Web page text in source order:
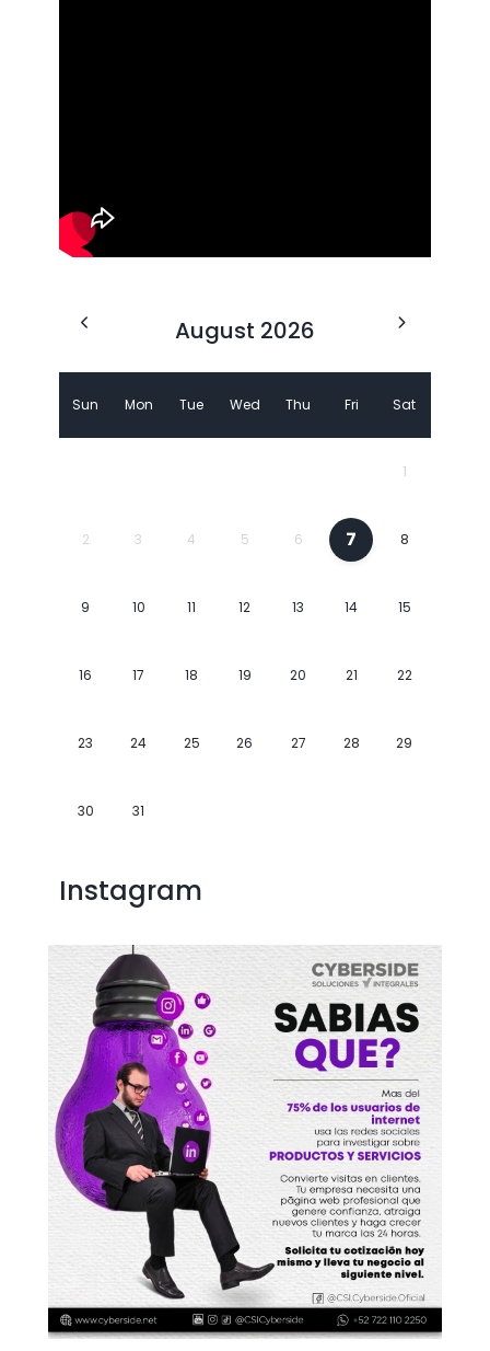
August 2026
Sun Mon Tue Wed Thu Fri Sat
1
2 3 4 5 6 7 8
9 10 11 12 13 14 15
16 17 18 19 20 21 22
23 24 25 26 27 28 29
30 31
Instagram